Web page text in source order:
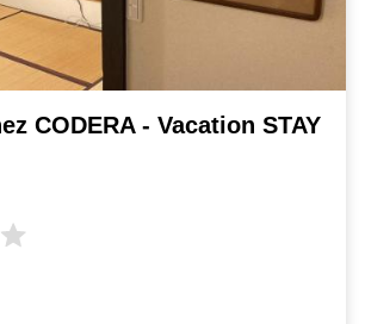
CODERA - Vacation STAY